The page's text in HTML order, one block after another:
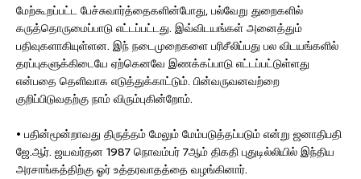
மேற்கூறப்பட்ட பேச்சுவார்த்தைகளின்போது, பல்வேறு துறைகளில்
கருத்தொருமைப்பாடு எட்டப்பட்டது. இவ்விடயங்கள் அனைத்தும்
பதிவுகளாகியுள்ளன. இந் நடைமுறைகளை பரிசீலிப்பது பல விடயங்களில்
தரப்புகளுக்கிடையே ஏற்கெனவே இணக்கப்பாடு எட்டப்பட்டுள்ளது
என்பதை தெளிவாக எடுத்துக்காட்டும். பின்வருவனவற்றை
குறிப்பிடுவதற்கு நாம் விரும்புகின்றோம்.
• பதின்மூன்றாவது திருத்தம் மேலும் மேம்படுத்தப்படும் என்று ஜனாதிபதி
ஜே.ஆர். ஜயவர்தன 1987 நொவம்பர் 7ஆம் திகதி புதுடில்லியில் இந்திய
அரசாங்கத்திற்கு ஓர் உத்தரவாதத்தை வழங்கினார்.